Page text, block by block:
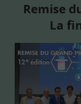
Remise
La